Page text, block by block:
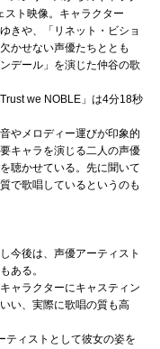
スト映像。キャラクター
きや、「リネット・ビショ
かせない声優たちととも
デール」を演じた仲谷の歌
we NOBLE」は4分18秒
やメロディー運びが印象的
キャラを演じる二人の声優
聴かせている。先に聞いて
で歌唱しているというのも
今後は、声優アーティスト
ある。
ャラクターにキャスティン
い、実際に歌唱の質も高
ティストとして彼女の姿を